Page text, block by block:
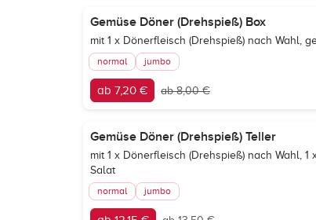
Gemüse Döner (Drehspieß) Box
mit 1 x Dönerfleisch (Drehspieß) nach Wahl,
normal jumbo
ab 7,20 € ab 8,00 €
Gemüse Döner (Drehspieß) Teller
mit 1 x Dönerfleisch (Drehspieß) nach Wahl,
Salat
normal jumbo